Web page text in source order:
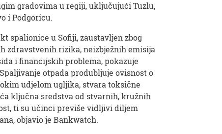
gradovima u regiji, uključujući Tuzlu,
i Podgoricu.
spalionice u Sofiji, zaustavljen zbog
zdravstvenih rizika, neizbježnih emisija
i financijskih problema, pokazuje
otpada produbljuje ovisnost o
udjelom ugljika, stvara toksične
ključna sredstva od stvarnih, kružnih
ti su učinci previše vidljivi diljem
objavio je Bankwatch.